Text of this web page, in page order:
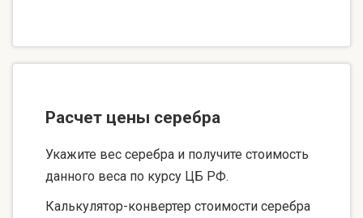
Расчет цены серебра
Укажите вес серебра и получите стоимость
данного веса по курсу ЦБ РФ.
Калькулятор-конвертер стоимости серебра